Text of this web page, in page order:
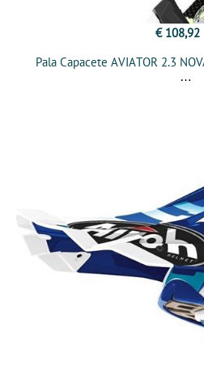
€ 108,92
Pala Capacete AVIATOR 2.3